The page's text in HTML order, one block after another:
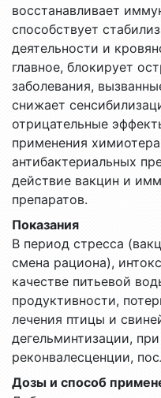
восстанавливает
способствует
деятельности и
главное, блокирует
заболевания,
снижает
отрицательные
применения
антибактериальных
действие вакцин и
препаратов.
Показания
В период стресса
смена рациона),
качестве питьевой
продуктивности,
лечения птицы и
дегельминтизации,
реконвалесценции,
Дозы и способ